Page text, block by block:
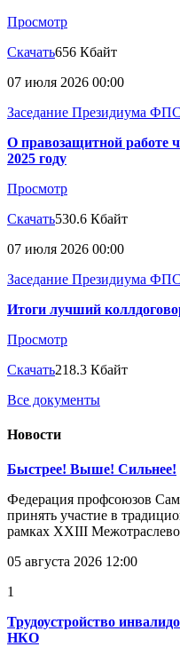
Просмотр
Скачать656 Кбайт
07 июля 2026 00:00
Заседание Президиума
О правозащитной работе
2025 году
Просмотр
Скачать530.6 Кбайт
07 июля 2026 00:00
Заседание Президиума
Итоги лучший
Просмотр
Скачать218.3 Кбайт
Все документы
Новости
Быстрее! Выше! Сильнее!
Федерация профсоюзов
принять участие в
рамках XXIII
05 августа 2026 12:00
1
Трудоустройство
НКО